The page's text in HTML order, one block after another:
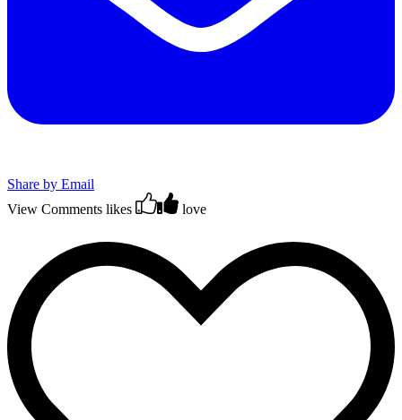
Share by Email
View Comments likes love